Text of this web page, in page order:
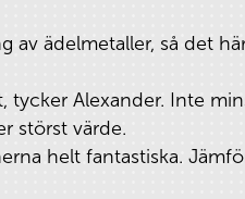
ädelmetaller, så det
tycker Alexander. Inte
störst värde.
helt fantastiska.